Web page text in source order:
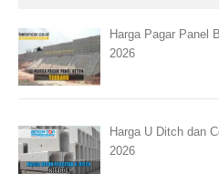
Harga Pagar Panel
2026
Harga U Ditch dan
2026